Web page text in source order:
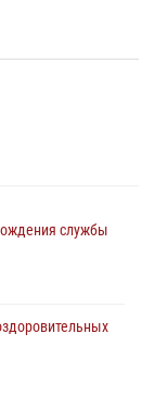
службы